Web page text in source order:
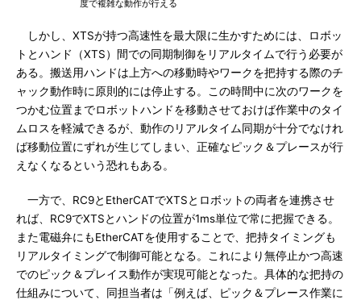
度で複雑な動作が行える
しかし、XTSが持つ高速性を最大限に生かすためには、ロボッ
トとハンド（XTS）間での同期制御をリアルタイムで行う必要が
ある。搬送用ハンドは上方への移動時やワークを把持する際のチ
ャック動作時に原則的には停止する。この時間中に次のワークを
つかむ位置までロボットハンドを移動させておけば作業中のタイ
ムロスを軽減できるが、動作のリアルタイム同期が十分でなけれ
ば移動位置にずれが生じてしまい、正確なピック＆プレースが行
えなくなるという恐れもある。
一方で、RC9とEtherCATでXTSとロボットの両者を連携させ
れば、RC9でXTSとハンドの位置が1ms単位で常に把握できる。
また電磁弁にもEtherCATを使用することで、把持タイミングも
リアルタイミングで制御可能となる。これにより無停止かつ高速
でのピック＆プレイス動作が実現可能となった。具体的な把持の
仕組みについて、同担当者は「例えば、ピック＆プレース作業に